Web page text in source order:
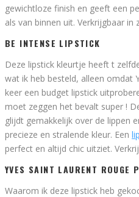
gewichtloze finish en geeft een
als van binnen uit. Verkrijgbaar in
BE INTENSE LIPSTICK
Deze lipstick kleurtje heeft t
wat ik heb besteld, alleen omdat
keer een budget lipstick
moet zeggen het bevalt super !
glijdt gemakkelijk over de lippen
precieze en stralende kleur. Een
perfect en altijd chic uitziet.
YVES SAINT LAURENT ROUGE
Waarom ik deze lipstick heb